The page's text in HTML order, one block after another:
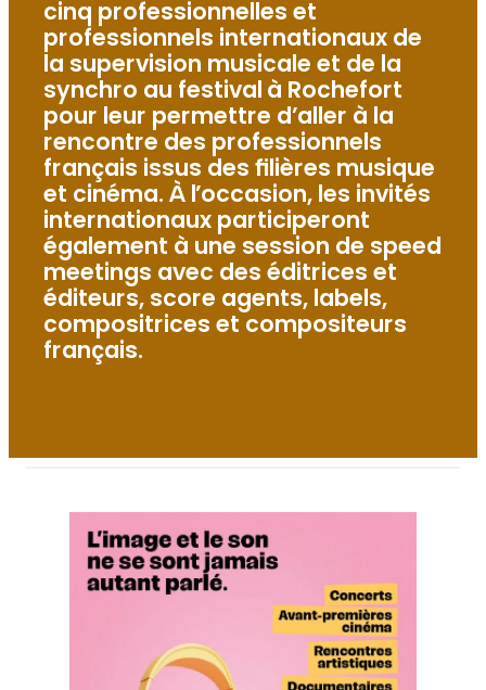
cinq professionnelles et
professionnels internationaux de
la supervision musicale et de la
synchro au festival à Rochefort
pour leur permettre d’aller à la
rencontre des professionnels
français issus des filières musique
et cinéma. À l’occasion, les invités
internationaux participeront
également à une session de speed
meetings avec des éditrices et
éditeurs, score agents, labels,
compositrices et compositeurs
français.